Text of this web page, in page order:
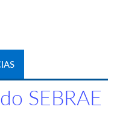
SEBRAE